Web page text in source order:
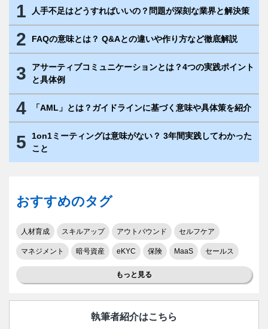
1 人手不足はどうすればいいの？問題が深刻な業界と解決策
2 FAQの意味とは？ Q&Aとの違いや作り方など徹底解説
3
アサーティブコミュニケーションとは？4つの実践ポイント
と具体例
4 「AML」とは？ガイドラインに基づく意味や具体策を紹介
5
1on1ミーティングは意味がない？ 3年間実践してわかった
こと
おすすめのタグ
人材育成 スキルアップ アウトバウンド セルフケア
マネジメント 暗号資産 eKYC 保険 MaaS セールス
もっと見る
執筆者紹介はこちら